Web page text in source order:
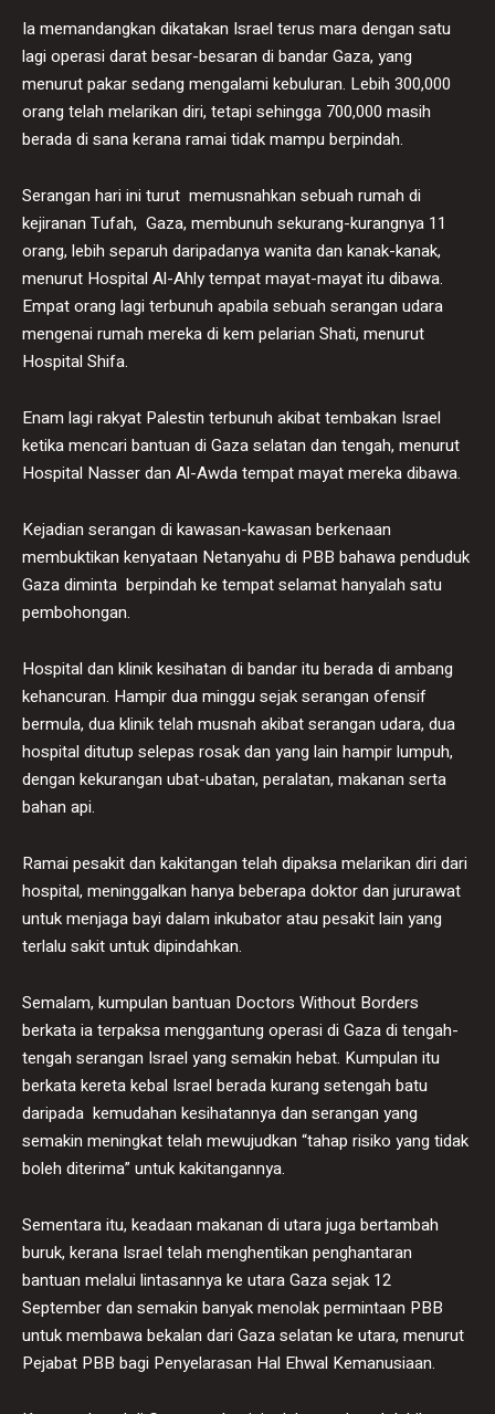
Ia memandangkan dikatakan Israel terus mara dengan satu
lagi operasi darat besar-besaran di bandar Gaza, yang
menurut pakar sedang mengalami kebuluran. Lebih 300,000
orang telah melarikan diri, tetapi sehingga 700,000 masih
berada di sana kerana ramai tidak mampu berpindah.
Serangan hari ini turut memusnahkan sebuah rumah di
kejiranan Tufah, Gaza, membunuh sekurang-kurangnya 11
orang, lebih separuh daripadanya wanita dan kanak-kanak,
menurut Hospital Al-Ahly tempat mayat-mayat itu dibawa.
Empat orang lagi terbunuh apabila sebuah serangan udara
mengenai rumah mereka di kem pelarian Shati, menurut
Hospital Shifa.
Enam lagi rakyat Palestin terbunuh akibat tembakan Israel
ketika mencari bantuan di Gaza selatan dan tengah, menurut
Hospital Nasser dan Al-Awda tempat mayat mereka dibawa.
Kejadian serangan di kawasan-kawasan berkenaan
membuktikan kenyataan Netanyahu di PBB bahawa penduduk
Gaza diminta berpindah ke tempat selamat hanyalah satu
pembohongan.
Hospital dan klinik kesihatan di bandar itu berada di ambang
kehancuran. Hampir dua minggu sejak serangan ofensif
bermula, dua klinik telah musnah akibat serangan udara, dua
hospital ditutup selepas rosak dan yang lain hampir lumpuh,
dengan kekurangan ubat-ubatan, peralatan, makanan serta
bahan api.
Ramai pesakit dan kakitangan telah dipaksa melarikan diri dari
hospital, meninggalkan hanya beberapa doktor dan jururawat
untuk menjaga bayi dalam inkubator atau pesakit lain yang
terlalu sakit untuk dipindahkan.
Semalam, kumpulan bantuan Doctors Without Borders
berkata ia terpaksa menggantung operasi di Gaza di tengah-
tengah serangan Israel yang semakin hebat. Kumpulan itu
berkata kereta kebal Israel berada kurang setengah batu
daripada kemudahan kesihatannya dan serangan yang
semakin meningkat telah mewujudkan “tahap risiko yang tidak
boleh diterima” untuk kakitangannya.
Sementara itu, keadaan makanan di utara juga bertambah
buruk, kerana Israel telah menghentikan penghantaran
bantuan melalui lintasannya ke utara Gaza sejak 12
September dan semakin banyak menolak permintaan PBB
untuk membawa bekalan dari Gaza selatan ke utara, menurut
Pejabat PBB bagi Penyelarasan Hal Ehwal Kemanusiaan.